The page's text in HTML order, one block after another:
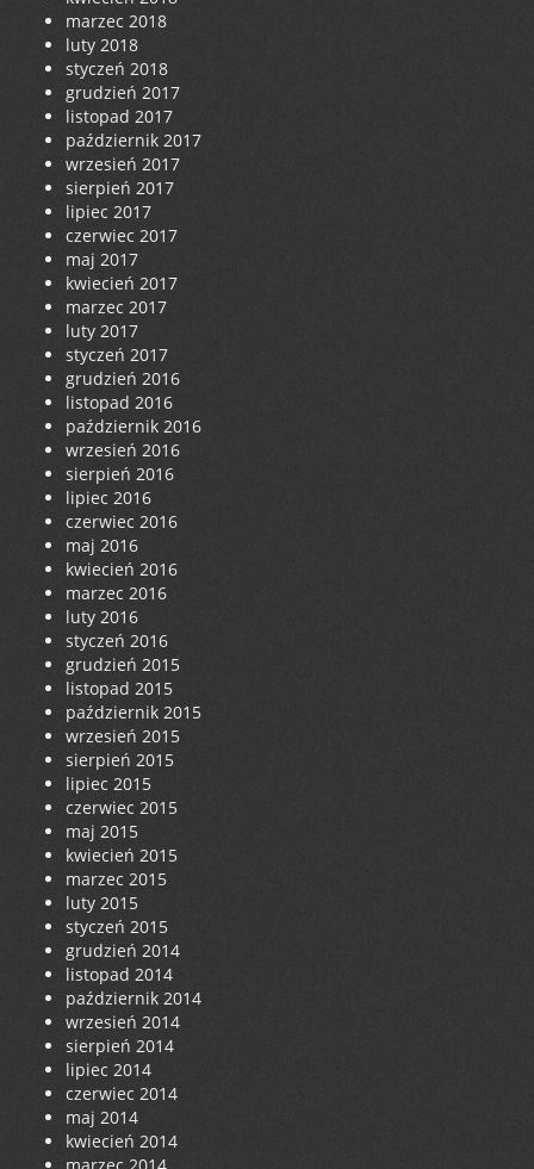
marzec 2018
luty 2018
styczeń 2018
grudzień 2017
listopad 2017
październik 2017
wrzesień 2017
sierpień 2017
lipiec 2017
czerwiec 2017
maj 2017
kwiecień 2017
marzec 2017
luty 2017
styczeń 2017
grudzień 2016
listopad 2016
październik 2016
wrzesień 2016
sierpień 2016
lipiec 2016
czerwiec 2016
maj 2016
kwiecień 2016
marzec 2016
luty 2016
styczeń 2016
grudzień 2015
listopad 2015
październik 2015
wrzesień 2015
sierpień 2015
lipiec 2015
czerwiec 2015
maj 2015
kwiecień 2015
marzec 2015
luty 2015
styczeń 2015
grudzień 2014
listopad 2014
październik 2014
wrzesień 2014
sierpień 2014
lipiec 2014
czerwiec 2014
maj 2014
kwiecień 2014